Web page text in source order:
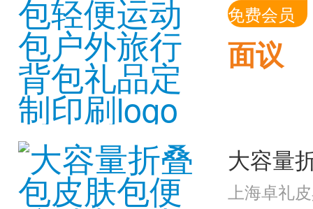
免费会员
面议
上海卓礼